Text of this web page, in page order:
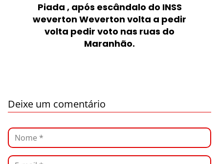
Piada , após escândalo do INSS
weverton Weverton volta a pedir
volta pedir voto nas ruas do
Maranhão.
Deixe um comentário